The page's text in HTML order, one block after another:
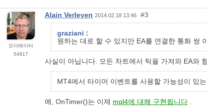
모더레이터
54917
Alain Verleyen 2014.02.18 13:46 #3
graziani :
원하는 대로 할 수 있지만 EA를 연결한 통화 쌍
사실이 아닙니다. 모든 차트에서 틱을 가져와 EA와
MT4에서 타이머 이벤트를 사용할 가능성이 있
예, OnTimer()는 이제 mql4에 대해 구현됩니다